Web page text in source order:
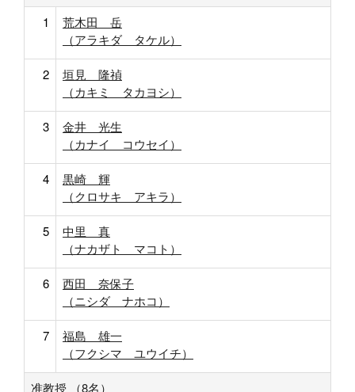
1
荒木田 岳
（アラキダ タケル）
2
垣見 隆禎
（カキミ タカヨシ）
3
金井 光生
（カナイ コウセイ）
4
黒崎 輝
（クロサキ アキラ）
5
中里 真
（ナカザト マコト）
6
西田 奈保子
（ニシダ ナホコ）
7
福島 雄一
（フクシマ ユウイチ）
准教授 （8名）